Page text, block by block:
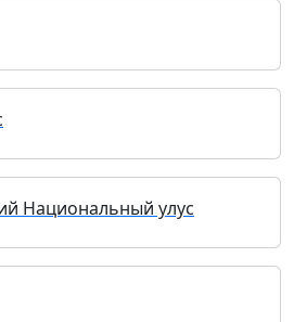
Национальный улус